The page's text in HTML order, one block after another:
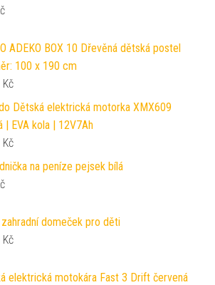
ADEKO BOX 10 Dřevěná dětská postel
100 x 190 cm
Kč
Dětská elektrická motorka XMX609
| EVA kola | 12V7Ah
Kč
na peníze pejsek bílá
domeček pro děti
Kč
elektrická motokára Fast 3 Drift červená